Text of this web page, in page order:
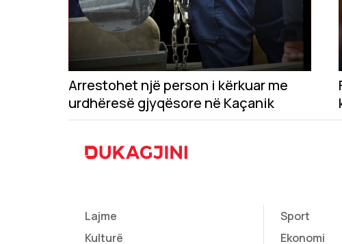
Arrestohet një person i kërkuar me
urdhëresë gjyqësore në Kaçanik
Lajme
Kulturë
Sport
Ekonomi